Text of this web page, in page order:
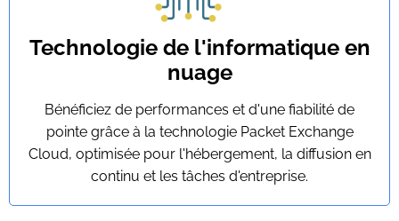
Technologie de l'informatique en
nuage
Bénéficiez de performances et d'une fiabilité de
pointe grâce à la technologie Packet Exchange
Cloud, optimisée pour l'hébergement, la diffusion en
continu et les tâches d'entreprise.